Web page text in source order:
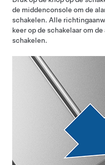
de middenconsole om de
schakelen. Alle
keer op de schakelaar om
schakelen.